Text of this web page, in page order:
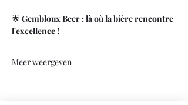
🌟 Gembloux Beer : là où la bière rencontre
l'excellence !
Meer weergeven